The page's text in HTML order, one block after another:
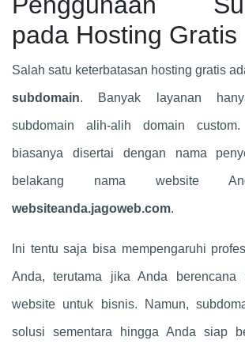
pada Hosting Gratis
Salah satu keterbatasan hosting gratis
subdomain. Banyak layanan
subdomain alih-alih domain
biasanya disertai dengan nama
belakang nama website
websiteanda.jagoweb.com.
Ini tentu saja bisa mempengaruhi
Anda, terutama jika Anda berencana
website untuk bisnis. Namun,
solusi sementara hingga Anda siap